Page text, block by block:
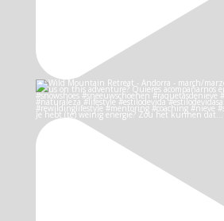
Je hebt (te) weinig energie? Zou het kunnen dat…